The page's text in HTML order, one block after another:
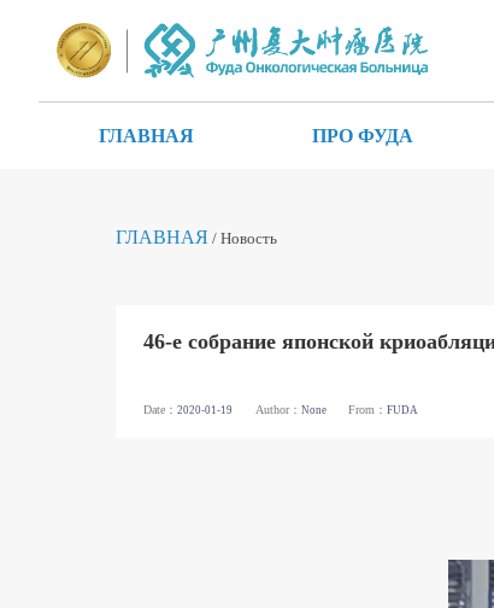
ГЛАВНАЯ ПРО ФУДА
ГЛАВНАЯ / Новость
46-е собрание японской
Date：2020-01-19 Author： None From：FUDA